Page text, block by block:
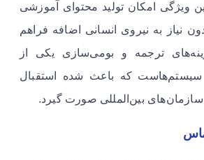
ویژگی امکان تولید محتوای آموزشی
نیاز به نیروی انسانی اضافه فراهم
ترجمه و بومی‌سازی یکی از
سیستم‌هاست که باعث شده استقبال
بین‌المللی صورت گیرد.